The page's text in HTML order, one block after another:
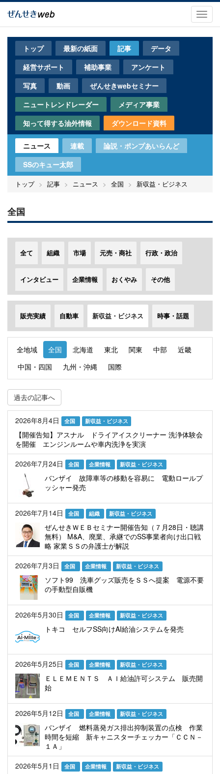
メ
トップ 最新の紙面 記事
データ
経営サポート
補助事業
アンケート
写真
動画
ぜんせきwebセミナー
ニュートレンドレーダー
メディア事業
知って得する油外情報
ダウンロード資料
ニュース 連載
論説・ポンプあいらんど
SSのキュー太郎
トップ 記事 ニュース 全国 新収益・ビジネス
全国
全て 組織 市場 元売・商社 行政・政治
インタビュー 企業情報 おくやみ その他
販売実績 自動車 新収益・ビジネス 時事・話題
全地域 全国 北海道 東北 関東 中部
近畿
中国・四国
九州・沖縄 国際
過去の記事へ
2026年8月4日 全国 新収益・ビジネス
【開催告知】アスナル ドライアイスクリーナー 洗浄体験会
を開催 エンジンルームや車内洗浄を実演
2026年7月24日
全国 企業情報 新収益・ビジネス
バンザイ 故障車等の移動を容易に 電動ロールプ
ッシャー発売
2026年7月14日 全国 組織 新収益・ビジネス
ぜんせきＷＥＢセミナー開催告知（７月28日・聴講
無料） M&A、廃業、承継でのSS事業者向け出口戦
略 家業ＳＳの弁護士が解説
2026年7月3日
全国 企業情報 新収益・ビジネス
ソフト99 洗車グッズ販売をＳＳへ提案 電源不要
の手動型自販機
2026年5月30日 全国 企業情報 新収益・ビジネス
トキコ セルフSS向けAI給油システムを発売
2026年5月25日 全国 企業情報 新収益・ビジネス
ＥＬＥＭＥＮＴＳ ＡＩ給油許可システム 販売開
始
2026年5月12日 全国 企業情報 新収益・ビジネス
バンザイ 燃料蒸発ガス排出抑制装置の点検 作業
時間を短縮 新キャニスターチェッカー「ＣＣＮ－
１Ａ」
2026年5月1日
全国 企業情報 新収益・ビジネス